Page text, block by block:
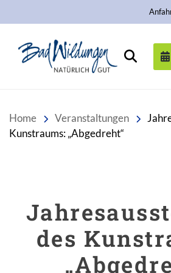
Stadt
Suchen
Home Veranstaltungen
Kunstraums: „Abgedreht“
des